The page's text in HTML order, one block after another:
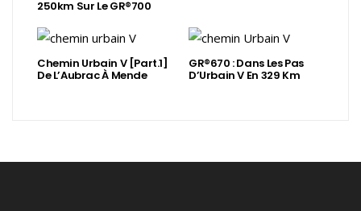
250km Sur Le GR®700
Chemin Urbain V [Part.1]
De L’Aubrac À Mende
GR®670 : Dans Les Pas
D’Urbain V En 329 Km